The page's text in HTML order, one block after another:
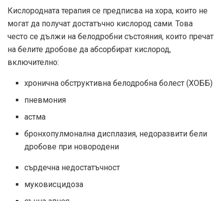
Кислородната терапия се предписва на хора, които не
могат да получат достатъчно кислород сами. Това
често се дължи на белодробни състояния, които пречат
на белите дробове да абсорбират кислород,
включително:
хронична обструктивна белодробна болест (ХОББ)
пневмония
астма
бронхопулмонална дисплазия, недоразвити бели
дробове при новородени
сърдечна недостатъчност
муковисцидоза